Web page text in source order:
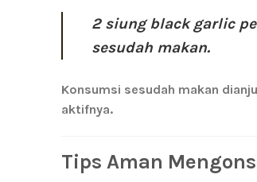
2 siung black garlic
sesudah makan.
Konsumsi sesudah makan
aktifnya.
Tips Aman